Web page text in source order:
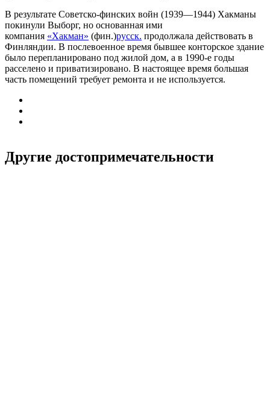
В результате Советско-финских войн (1939—1944) Хакманы
покинули Выборг, но основанная ими
компания «Хакман» (фин.)русск. продолжала действовать в
Финляндии. В послевоенное время бывшее конторское здание
было перепланировано под жилой дом, а в 1990-е годы
расселено и приватизировано. В настоящее время большая
часть помещений требует ремонта и не используется.
Другие достопримечательности